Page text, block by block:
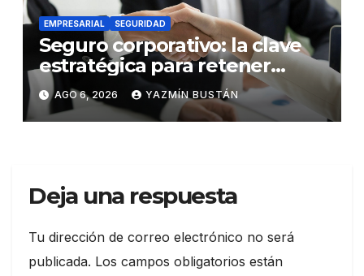
EMPRESARIAL SEGURIDAD
Seguro corporativo: la clave
estratégica para retener
talento en Ecuador
AGO 6, 2026 YAZMÍN BUSTÁN
Deja una respuesta
Tu dirección de correo electrónico no será
publicada. Los campos obligatorios están